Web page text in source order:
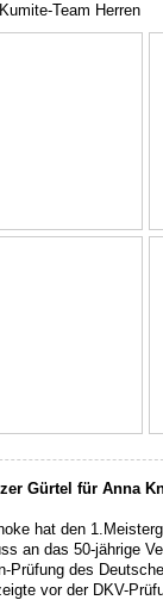
Team Herren
Gürtel für Anna
hat den
an das 50-jährige
Prüfung des
vor der DKV-